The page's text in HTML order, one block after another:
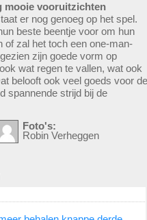
mooie vooruitzichten
er nog genoeg op het spel.
beste beentje voor om hun
of zal het toch een one-man-
zijn goede vorm op
wat regen te vallen, wat ook
belooft ook veel goeds voor de
spannende strijd bij de
Foto's:
Robin Verheggen